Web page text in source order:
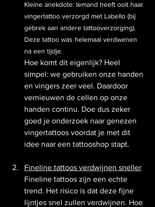
Kleine anekdote: Iemand heeft ooit haar
vingertattoo verzorgd met Labello (bij
gebrek aan andere tattooverzorging).
Deze tattoo was helemaal verdwenen
na een tijdje.
Hoe komt dit eigenlijk? Heel
simpel: we gebruiken onze handen
en vingers zeer veel. Daardoor
vernieuwen de cellen op onze
handen continu. Doe dus zeker
goed je onderzoek naar genezen
vingertattoos voordat je met dit
idee naar een tattooshop stapt.
Fineline tattoos verdwijnen sneller
Fineline tattoos zijn een echte
trend. Het risico is dat deze fijne
lijntjes snel zullen verdwijnen. Hoe